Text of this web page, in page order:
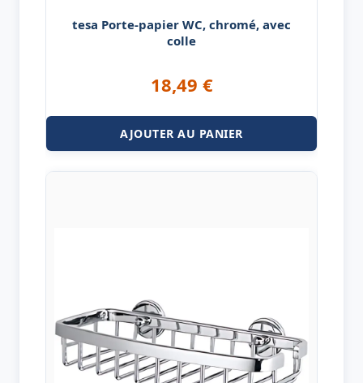
tesa Porte-papier WC, chromé, avec
colle
18,49 €
AJOUTER AU PANIER